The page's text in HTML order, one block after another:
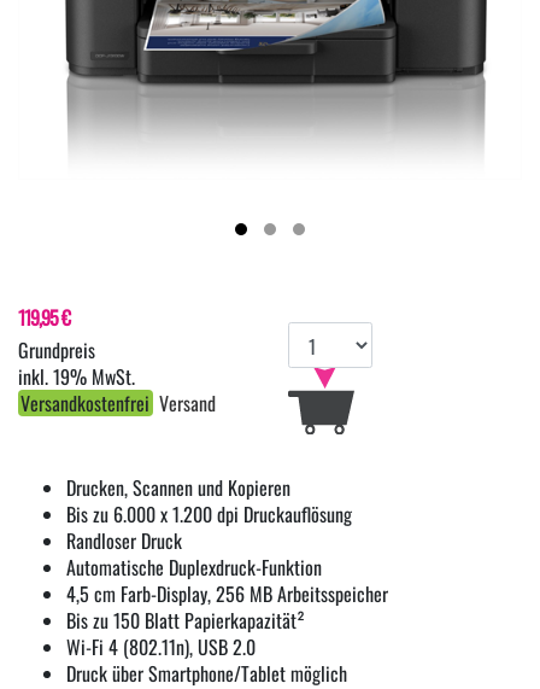
Drucken, Scannen und Kopieren
Bis zu 6.000 x 1.200 dpi Druckauflösung
Randloser Druck
Automatische Duplexdruck-Funktion
4,5 cm Farb-Display, 256 MB Arbeitsspeicher
Bis zu 150 Blatt Papierkapazität²
Wi-Fi 4 (802.11n), USB 2.0
Druck über Smartphone/Tablet möglich
119,95 €
inkl. 19% MwSt.
Versandkostenfrei Versand